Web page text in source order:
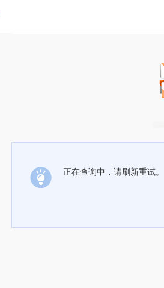
正在查询中，请刷新重试。